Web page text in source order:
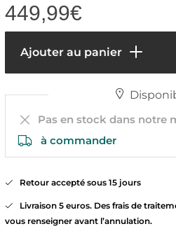
449,99€
Ajouter au panier
Pas en stock dans notre
à commander
Retour accepté sous 15 jours
Livraison 5 euros. Des frais de
vous renseigner avant l’annulation.